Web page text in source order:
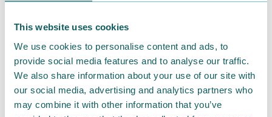
This website uses cookies
We use cookies to personalise content and ads, to
provide social media features and to analyse our traffic.
We also share information about your use of our site with
our social media, advertising and analytics partners who
may combine it with other information that you’ve